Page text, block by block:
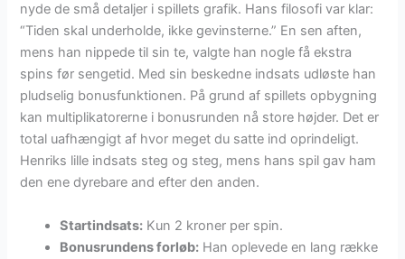
nyde de små detaljer i spillets grafik. Hans filosofi var klar:
“Tiden skal underholde, ikke gevinsterne.” En sen aften,
mens han nippede til sin te, valgte han nogle få ekstra
spins før sengetid. Med sin beskedne indsats udløste han
pludselig bonusfunktionen. På grund af spillets opbygning
kan multiplikatorerne i bonusrunden nå store højder. Det er
total uafhængigt af hvor meget du satte ind oprindeligt.
Henriks lille indsats steg og steg, mens hans spil gav ham
den ene dyrebare and efter den anden.
Startindsats: Kun 2 kroner per spin.
Bonusrundens forløb: Han oplevede en lang række